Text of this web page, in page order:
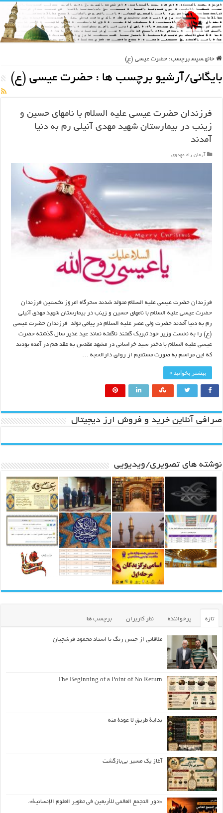
خانه سپس برچسب: حضرت عیسی (ع)
بایگانی/آرشیو برچسب ها : حضرت عیسی (ع)
فرزندان حضرت عیسی علیه السلام با نامهای حسین و
زینب در بیمارستان شهید مهدی آنیلی رم به دنیا
آمدند
آرمان راه مهدوی
فرزندان حضرت عیسی علیه السلام متولد شدند سحرگاه امروز نخستین فرزندان
حضرت عیسی علیه السلام با نامهای حسین و زینب در بیمارستان شهید مهدی آنیلی
رم به دنیا آمدند حضرت ولی عصر علیه السلام در پیامی تولد فرزندان حضرت عیسی
(ع) را به نخست وزیر خود تبریک گفتند ناگفته نماند عید غدیر سال گذشته حضرت
عیسی علیه السلام با دختر سید خراسانی در مشهد مقدس به عقد هم در آمده بودند
که این مراسم به صورت مستقیم از رواق دارالحجه …
بیشتر بخوانید »
صرافی آنلاین خرید و فروش ارز دیجیتال
نوشته های تصویری/ویدیویی
تازه پرخواننده نظر کاربران برچسب ها
ملاقاتی از جنس رنگ با استاد محمود فرشچیان
The Beginning of a Point of No Return
بداية طريقٍ لا عودة منه
آغاز یک مسیر بی‌بازگشت
«دور التجمع العالمي للأربعين في تطوير العلوم الإنسانية».